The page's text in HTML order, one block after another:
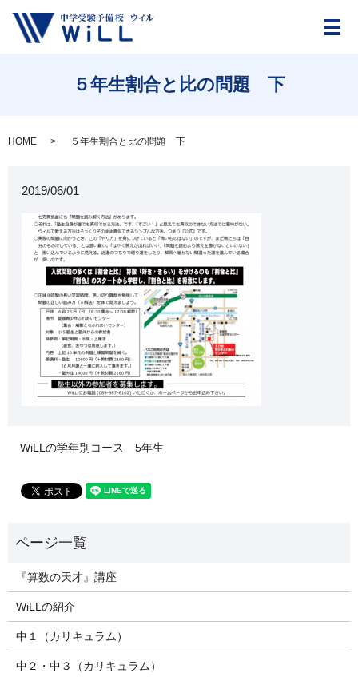
メ
５年生割合と比の問題 下
HOME ５年生割合と比の問題 下
2019/06/01
WiLLの学年別コース 5年生
『算数の天才』講座
WiLLの紹介
中１（カリキュラム）
中２・中３（カリキュラム）